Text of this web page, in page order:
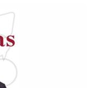
BBVA a